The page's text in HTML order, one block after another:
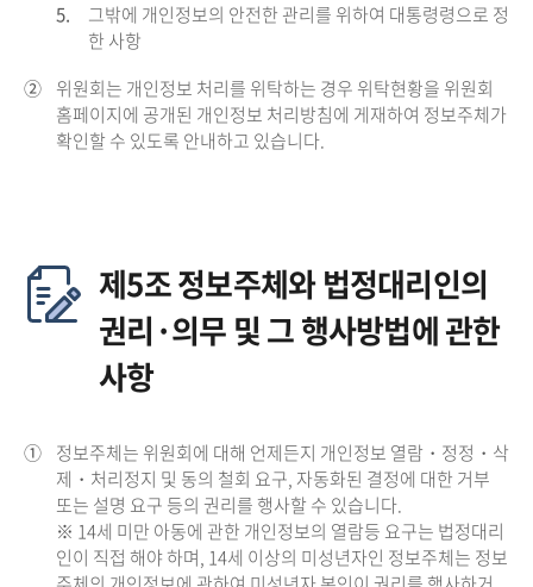
5.
그밖에 개인정보의 안전한 관리를 위하여 대통령령으로 정
한 사항
② 위원회는 개인정보 처리를 위탁하는 경우 위탁현황을 위원회
홈페이지에 공개된 개인정보 처리방침에 게재하여 정보주체가
확인할 수 있도록 안내하고 있습니다.
제5조 정보주체와 법정대리인의
권리·의무 및 그 행사방법에 관한
사항
① 정보주체는 위원회에 대해 언제든지 개인정보 열람・정정・삭
제・처리정지 및 동의 철회 요구, 자동화된 결정에 대한 거부
또는 설명 요구 등의 권리를 행사할 수 있습니다.
※ 14세 미만 아동에 관한 개인정보의 열람등 요구는 법정대리
인이 직접 해야 하며, 14세 이상의 미성년자인 정보주체는 정보